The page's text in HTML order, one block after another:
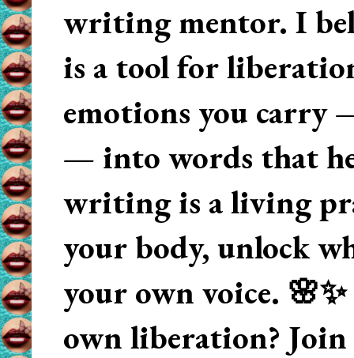
writing mentor. I
is a tool for
emotions you carry
— into words that
writing is a living
your body, unlock
your own voice.
own liberation? Join